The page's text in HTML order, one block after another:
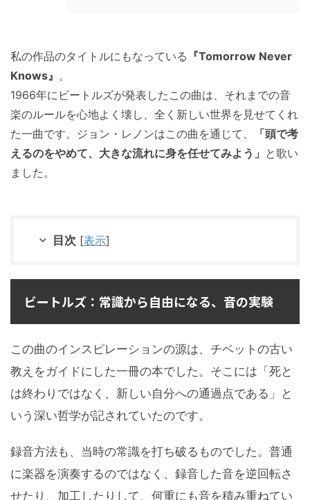
私の作品のタイトルにもなっている 『Tomorrow Never
Knows』 。
1966年にビートルズが発表したこの曲は、それまでの音
楽のルールを心地よく壊し、全く新しい世界を見せてくれ
た一曲です。ジョン・レノンはこの曲を通じて、
「頭で考
えるのをやめて、大きな流れに身を任せてみよう」 と歌い
ました。
目次 [表示]
ビートルズ：常識から自由になる、音の実験
この曲のインスピレーションの源は、チベットの古い
教えをガイドにした一冊の本でした。そこには「死と
は終わりではなく、新しい自分への通過点である」と
いう深い哲学が記されていたのです。
録音方法も、当時の常識を打ち破るものでした。普通
に楽器を演奏するのではなく、録音した音を逆回転さ
せたり、加工したりして、何重にも音を積み重ねてい